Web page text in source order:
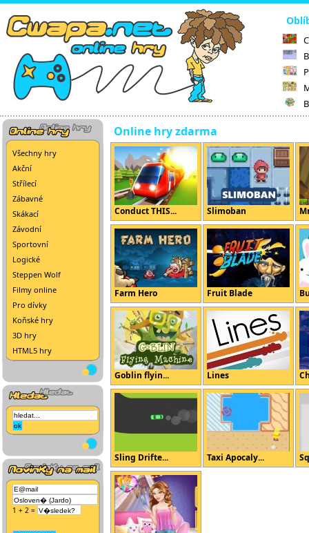
Všechny hry
Akční
Střílecí
Zábavné
Skákací
Závodní
Sportovní
Logické
Steppen Wolf
Filmy online
Pro dívky
Koňské hry
3D hry
HTML5 hry
1 + 2 =
Online hry zdarma
Conduct THIS... Slimoban
Farm Hero Fruit Blade
Goblin flyin... Lines
Sling Drifte... Taxi Apocaly...